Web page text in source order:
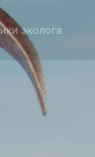
эколога